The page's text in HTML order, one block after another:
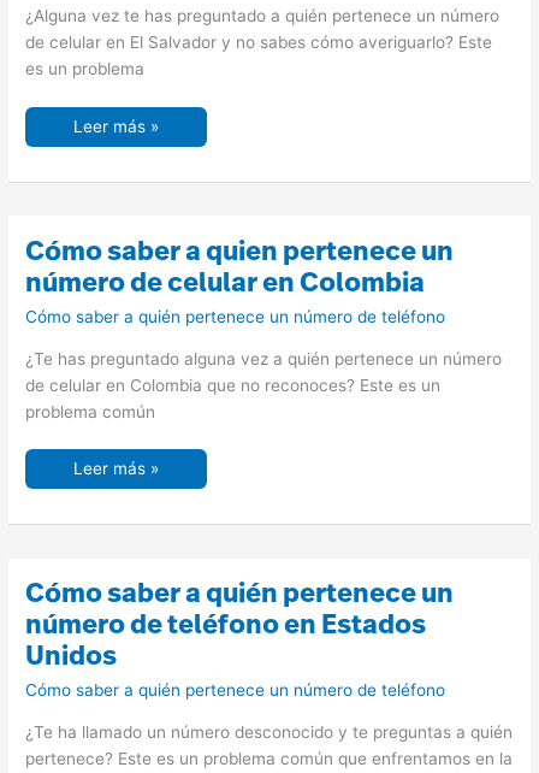
¿Alguna vez te has preguntado a quién pertenece un número
de celular en El Salvador y no sabes cómo averiguarlo? Este
es un problema
de
celular
en
Salvador
Leer más »
Cómo saber a quien pertenece un
número de celular en Colombia
Cómo saber a quién pertenece un número de teléfono
¿Te has preguntado alguna vez a quién pertenece un número
de celular en Colombia que no reconoces? Este es un
problema común
Cómo
saber
a
quien
pertenece
un
de
celular
en
Colombia
Leer más »
Cómo saber a quién pertenece un
número de teléfono en Estados
Unidos
Cómo saber a quién pertenece un número de teléfono
¿Te ha llamado un número desconocido y te preguntas a quién
pertenece? Este es un problema común que enfrentamos en la
Cómo
saber
a
quién
pertenece
un
número
de
en
Estados
Unidos